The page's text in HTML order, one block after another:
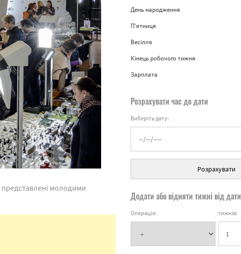
представлені молодими
День народження
П'ятниця
Весілля
Кінець робочого тижня
Зарплата
Розрахувати час до дати
Виберіть дату:
Розрахувати
Додати або відняти тижні від дати
Операція: тижнів: